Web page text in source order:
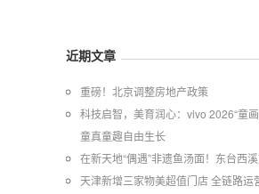
近期文章
重磅！北京调整房地产政策
科技启智，美育润心：vivo 2026“童
童真童趣自由生长
在新天地“偶遇”非遗鱼汤面！东台西
天津新增三家物美超值门店 全链路运